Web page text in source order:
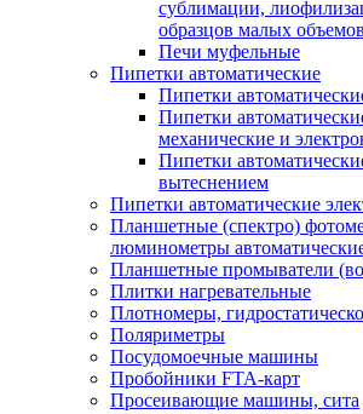
сублимации,
образцов малых объемов
Печи муфельные
Пипетки автоматические
Пипетки
Пипетки
механические и
Пипетки
вытеснением
Пипетки автоматические
Планшетные (спектро)
люминометры
Планшетные промыватели
Плитки нагревательные
Плотномеры,
Поляриметры
Посудомоечные машины
Пробойники FTA-карт
Просеивающие машины, сита